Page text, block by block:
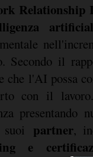
Relationship
Secondo il
che l'AI possa
con il
presentando
partner,
e